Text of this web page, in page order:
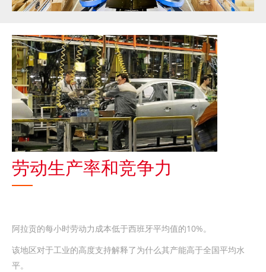
劳动生产率和竞争力
阿拉贡的每小时劳动力成本低于西班牙平均值的10%。
该地区对于工业的高度支持解释了为什么其产能高于全国平均水
平。